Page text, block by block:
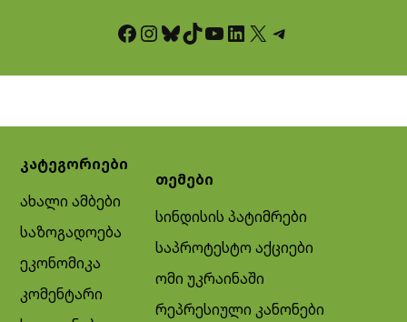
Facebook InstagramBluesky TikTok YouTube LinkedIn X Telegram
კატეგორიები
ახალი ამბები
საზოგადოება
ეკონომიკა
კომენტარი
თემები
სინდისის პატიმრები
საპროტესტო აქციები
ომი უკრაინაში
რეპრესიული კანონები